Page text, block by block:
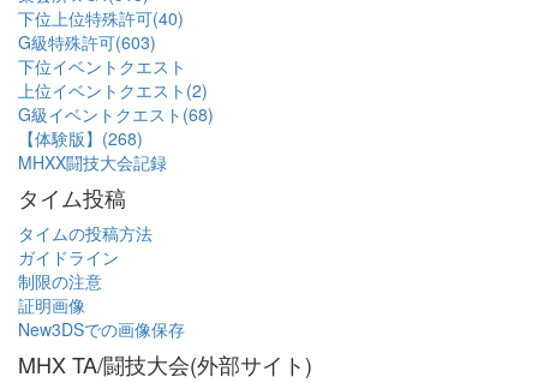
下位上位特殊許可(40)
G級特殊許可(603)
下位イベントクエスト
上位イベントクエスト(2)
G級イベントクエスト(68)
【体験版】(268)
MHXX闘技大会記録
タイム投稿
タイムの投稿方法
ガイドライン
制限の注意
証明画像
New3DSでの画像保存
MHX TA/闘技大会(外部サイト)